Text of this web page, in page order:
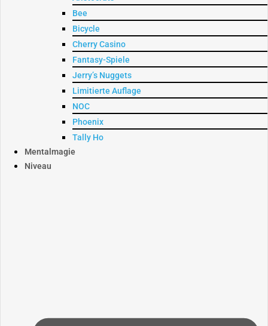
Bee
Bicycle
Cherry Casino
Fantasy-Spiele
Jerry’s Nuggets
Limitierte Auflage
NOC
Phoenix
Tally Ho
Mentalmagie
Niveau